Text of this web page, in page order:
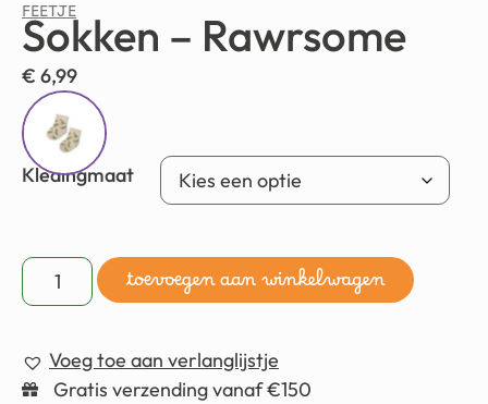
FEETJE
Sokken – Rawrsome
€ 6,99
Kledingmaat
toevoegen aan winkelwagen
Voeg toe aan verlanglijstje
Gratis verzending vanaf €150